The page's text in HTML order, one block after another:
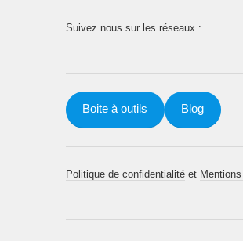
Suivez nous sur les réseaux :
Boite à outils Blog
Politique de confidentialité et